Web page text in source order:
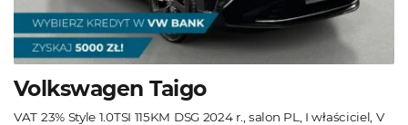
Volkswagen Taigo
VAT 23% Style 1.0TSI 115KM DSG 2024 r., salon PL, I właściciel, V